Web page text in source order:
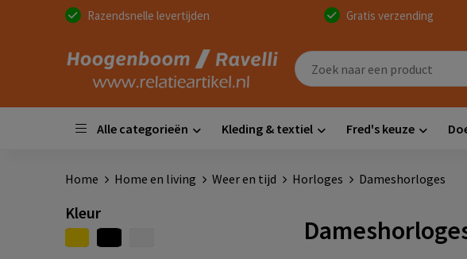
Razendsnelle levertijden Gratis verzending
Alle categorieën Kleding & textiel Fred's keuze
Home Home en living Weer en tijd Horloges Dameshorloges
Kleur